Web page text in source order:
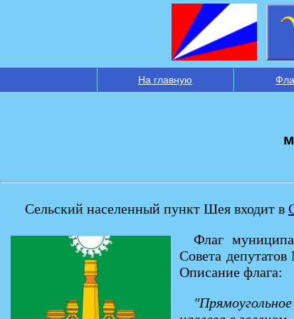
На главную
Сельский населенный пункт Шея входит в
Флаг
Совета
Описание флага: